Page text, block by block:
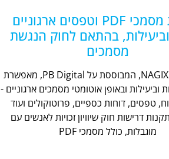
הנגשת מסמכי PDF וטפסים ארגוניים
בהתאם לחוק הנגשת
מסמכים
מערכת NAGIX.UA, המבוססת על PB Digital, מאפשרת
וביעילות ובאופן אוטומטי מסמכים ארגוניים -
טפסים, דוחות כספיים, פרוטוקולים ועוד
דרישות חוק שיוויון זכויות לאנשים עם
מוגבלות, כולל מסמכי PDF